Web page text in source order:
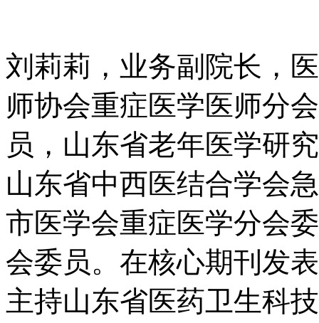
刘莉莉， 业务副院长，
师协会重症医学医师分会
员，山东省老年医学研
山东省中西医结合学会
市医学会重症医学分会
会委员。在核心期刊发
主持山东省医药卫生科